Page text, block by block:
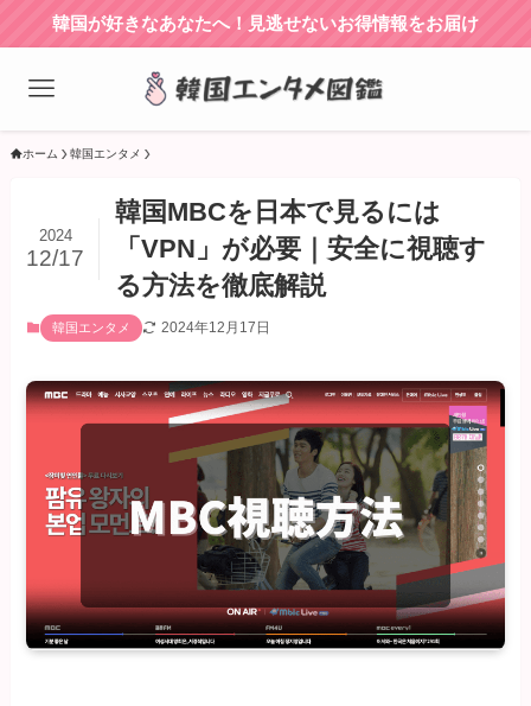
韓国が好きなあなたへ！見逃せないお得情報をお届け
ホーム 韓国エンタメ
韓国MBCを日本で見るには
「VPN」が必要｜安全に視聴す
る方法を徹底解説
2024
12/17
韓国エンタメ 2024年12月17日